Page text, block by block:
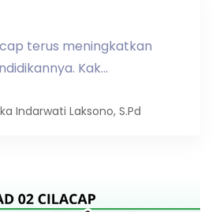
terus meningkatkan
Kak...
Indarwati Laksono, S.Pd